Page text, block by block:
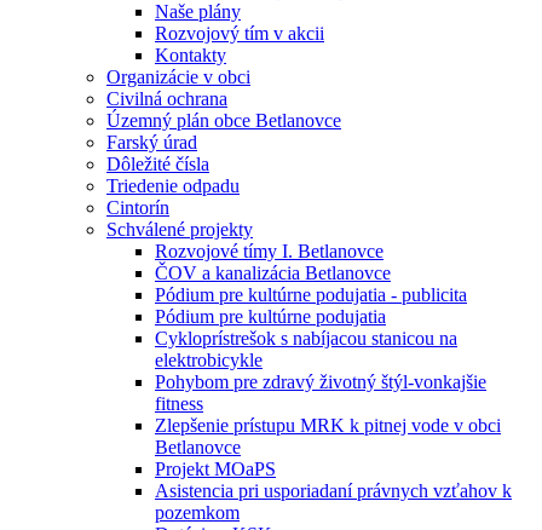
Naše plány
Rozvojový tím v akcii
Kontakty
Organizácie v obci
Civilná ochrana
Územný plán obce Betlanovce
Farský úrad
Dôležité čísla
Triedenie odpadu
Cintorín
Schválené projekty
Rozvojové tímy I. Betlanovce
ČOV a kanalizácia Betlanovce
Pódium pre kultúrne podujatia - publicita
Pódium pre kultúrne podujatia
Cykloprístrešok s nabíjacou stanicou na
elektrobicykle
Pohybom pre zdravý životný štýl-vonkajšie
fitness
Zlepšenie prístupu MRK k pitnej vode v obci
Betlanovce
Projekt MOaPS
Asistencia pri usporiadaní právnych vzťahov k
pozemkom